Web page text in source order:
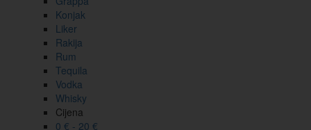
Konjak
Liker
Rakija
Rum
Tequila
Vodka
Whisky
Cijena
0 € - 20 €